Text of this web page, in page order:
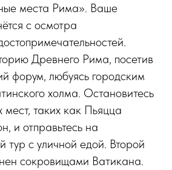
места Рима». Ваше
с осмотра
Древнего Рима, посетив
форум, любуясь городским
холма. Остановитесь
мест, таких как Пьяцца
и отправьтесь на
тур с уличной едой. Второй
сокровищами Ватикана.